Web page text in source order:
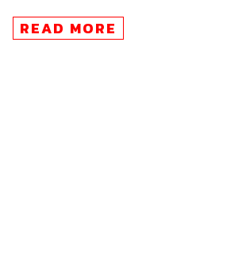
นมนุษย์ Beef Lover เพราะว่าเนื้อมันมี
READ MORE